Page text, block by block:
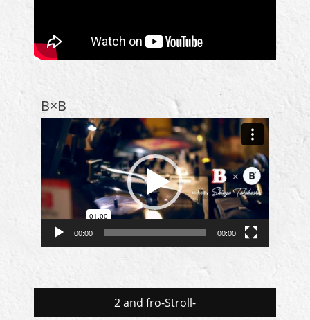
B×B
ー
ヤ
ー
00:00 00:00
2 and fro-Stroll-